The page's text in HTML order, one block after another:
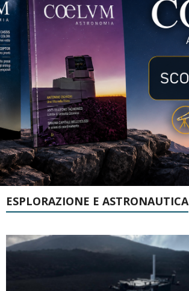
ESPLORAZIONE E ASTRONAUTICA